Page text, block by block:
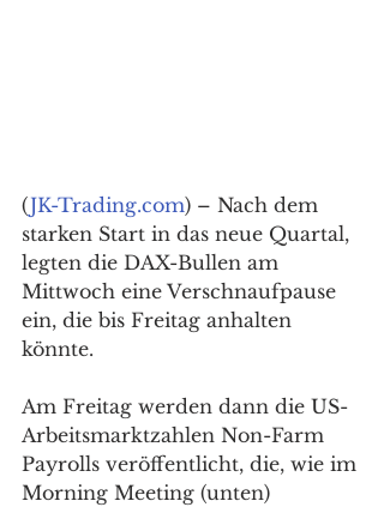
(JK-Trading.com) – Nach dem
starken Start in das neue Quartal,
legten die DAX-Bullen am
Mittwoch eine Verschnaufpause
ein, die bis Freitag anhalten
könnte.
Am Freitag werden dann die US-
Arbeitsmarktzahlen Non-Farm
Payrolls veröffentlicht, die, wie im
Morning Meeting (unten)